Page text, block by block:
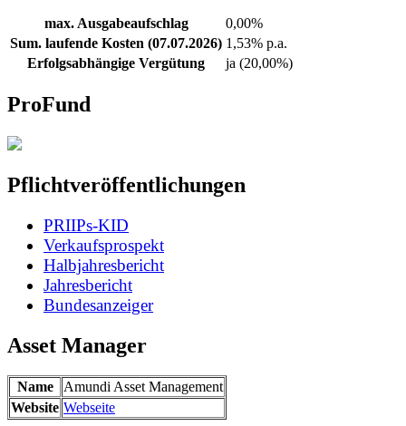
max. Ausgabeaufschlag
0,00%
Sum. laufende Kosten (07.07.2026) 1,53% p.a.
Erfolgsabhängige Vergütung
ja (20,00%)
ProFund
Pflichtveröffentlichungen
PRIIPs-KID
Verkaufsprospekt
Halbjahresbericht
Jahresbericht
Bundesanzeiger
Asset Manager
Name
Amundi Asset Management
Website Webseite